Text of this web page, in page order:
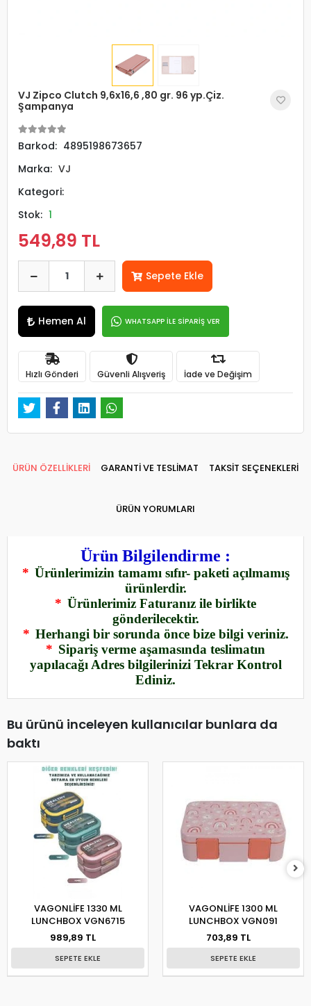
VJ Zipco Clutch 9,6x16,6 ,80 gr. 96 yp.Çiz.
Şampanya
Barkod: 4895198673657
Marka: VJ
Kategori:
Stok: 1
549,89 TL
Sepete Ekle
Hemen Al WHATSAPP İLE SİPARİŞ VER
Hızlı Gönderi Güvenli Alışveriş İade ve Değişim
ÜRÜN ÖZELLİKLERİ GARANTİ VE TESLİMAT TAKSİT SEÇENEKLERİ
ÜRÜN YORUMLARI
Ürün Bilgilendirme :
* Ürünlerimizin tamamı sıfır- paketi açılmamış
ürünlerdir.
* Ürünlerimiz Faturanız ile birlikte
gönderilecektir.
* Herhangi bir sorunda önce bize bilgi veriniz.
* Sipariş verme aşamasında teslimatın
yapılacağı Adres bilgilerinizi Tekrar Kontrol
Ediniz.
Bu ürünü inceleyen kullanıcılar bunlara da
baktı
VAGONLİFE 1330 ML
LUNCHBOX VGN6715
989,89 TL
SEPETE EKLE
VAGONLİFE 1300 ML
LUNCHBOX VGN091
703,89 TL
SEPETE EKLE